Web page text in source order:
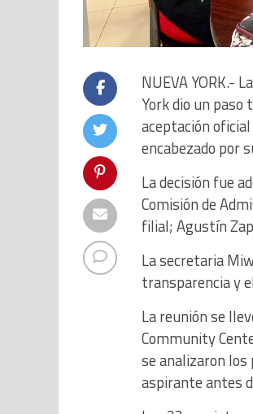
NUEVA YORK.-
York dio un
aceptación
encabezado por
La decisión fue
Comisión de
filial; Agustín
La secretaria
transparencia y
La reunión se
Community
se analizaron
aspirante antes